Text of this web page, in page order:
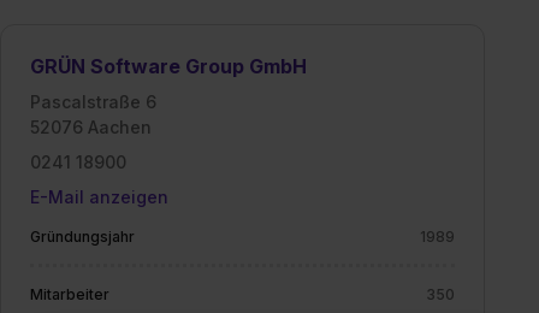
GRÜN Software Group GmbH
Pascalstraße 6
52076 Aachen
0241 18900
E-Mail anzeigen
Gründungsjahr 1989
Mitarbeiter 350